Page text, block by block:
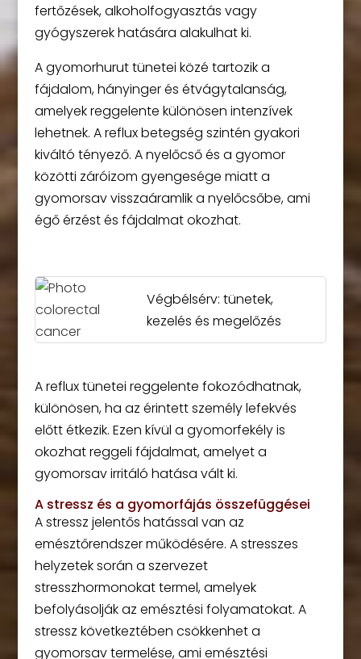
fertőzések, alkoholfogyasztás vagy
gyógyszerek hatására alakulhat ki.
A gyomorhurut tünetei közé tartozik a
fájdalom, hányinger és étvágytalanság,
amelyek reggelente különösen intenzívek
lehetnek. A reflux betegség szintén gyakori
kiváltó tényező. A nyelőcső és a gyomor
közötti záróizom gyengesége miatt a
gyomorsav visszaáramlik a nyelőcsőbe, ami
égő érzést és fájdalmat okozhat.
Végbélsérv: tünetek,
kezelés és megelőzés
A reflux tünetei reggelente fokozódhatnak,
különösen, ha az érintett személy lefekvés
előtt étkezik. Ezen kívül a gyomorfekély is
okozhat reggeli fájdalmat, amelyet a
gyomorsav irritáló hatása vált ki.
A stressz és a gyomorfájás összefüggései
A stressz jelentős hatással van az
emésztőrendszer működésére. A stresszes
helyzetek során a szervezet
stresszhormonokat termel, amelyek
befolyásolják az emésztési folyamatokat. A
stressz következtében csökkenhet a
gyomorsav termelése, ami emésztési